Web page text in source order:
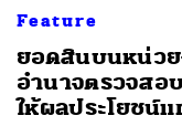
Feature
ยอดสินบนหน่วย
อำนาจตรวจส
ให้ผลประโยชน์